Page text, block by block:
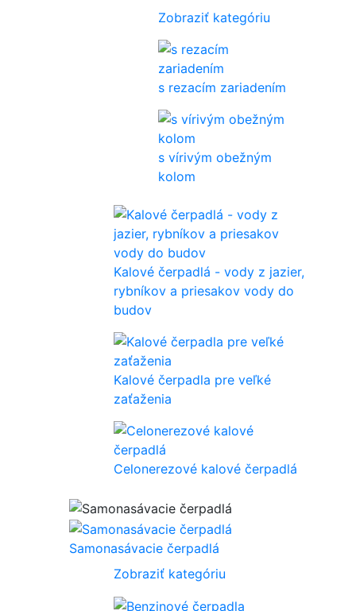
Zobraziť kategóriu
s rezacím zariadením
s vírivým obežným
kolom
Kalové čerpadlá - vody z jazier,
rybníkov a priesakov vody do
budov
Kalové čerpadla pre veľké
zaťaženia
Celonerezové kalové čerpadlá
Samonasávacie čerpadlá
Zobraziť kategóriu